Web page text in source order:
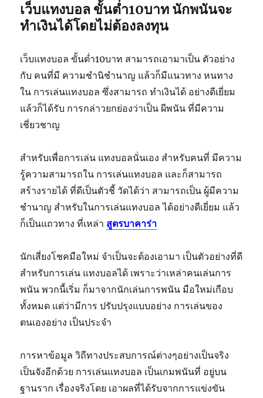
เว็บแทงบอล ขั้นต่ำ10บาท นักพนันจะ
ทำเงินได้โดยไม่ต้องลงทุน
เว็บแทงบอล ขั้นต่ำ10บาท สามารถเอามาเป็น ตัวอย่าง
กับ คนที่มี ความชำนิชำนาญ แล้วก็มีแนวทาง หนทาง
ใน การเล่นแทงบอล ซึ่งสามารถ ทำเงินได้ อย่างดีเยี่ยม
แล้วก็ได้รับ การกล่าวยกย่องว่าเป็น ผีพนัน ที่มีความ
เชี่ยวชาญ
สำหรับเพื่อการเล่น แทงบอลนั่นเอง สำหรับคนที่ มีความ
รู้ความสามารถใน การเล่นแทงบอล และก็สามารถ
สร้างรายได้ ที่ดีเป็นตัวชี้ วัดได้ว่า สามารถเป็น ผู้มีความ
ชำนาญ สำหรับในการเล่นแทงบอล ได้อย่างดีเยี่ยม แล้ว
ก็เป็นแถวทาง ที่เหล่า สูตรบาคาร่า
นักเสี่ยงโชคมือใหม่ จำเป็นจะต้องเอามา เป็นตัวอย่างที่ดี
สำหรับการเล่น แทงบอลได้ เพราะว่าเหล่าคนเล่นการ
พนัน พวกนี้เริ่ม ก็มาจากนักเล่นการพนัน มือใหม่เกือบ
ทั้งหมด แต่ว่ามีการ ปรับปรุงแบบอย่าง การเล่นของ
ตนเองอย่าง เป็นประจำ
การหาข้อมูล วิถีทางประสบการณ์ต่างๆอย่างเป็นจริง
เป็นจังอีกด้วย การเล่นแทงบอล เป็นเกมพนันที่ อยู่บน
ฐานราก เรื่องจริงโดย เอาผลที่ได้รับจากการแข่งขัน